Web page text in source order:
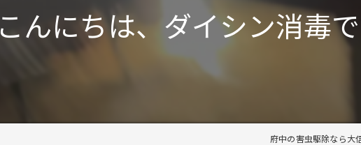
こんにちは、ダイシン消毒で
府中の害虫駆除なら大